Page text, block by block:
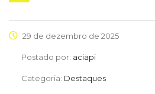
29 de dezembro de 2025
Postado por: aciapi
Categoria: Destaques